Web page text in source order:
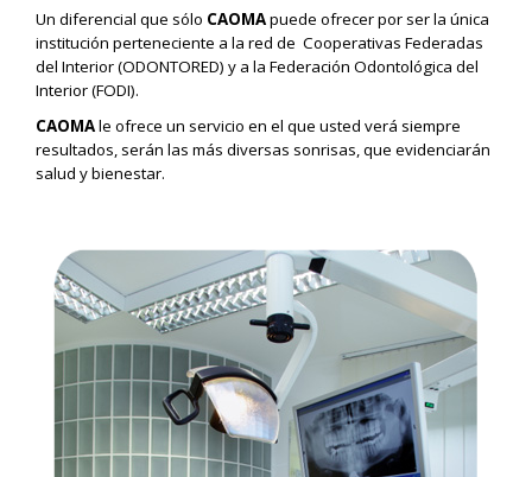
Un diferencial que sólo CAOMApuede ofrecer por ser la única
institución perteneciente a la red de Cooperativas Federadas
del Interior (ODONTORED) y a la Federación Odontológica del
Interior (FODI).
CAOMAle ofrece un servicio en el que usted verá siempre
resultados, serán las más diversas sonrisas, que evidenciarán
salud y bienestar.